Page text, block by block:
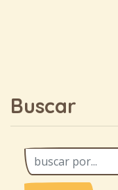
Buscar